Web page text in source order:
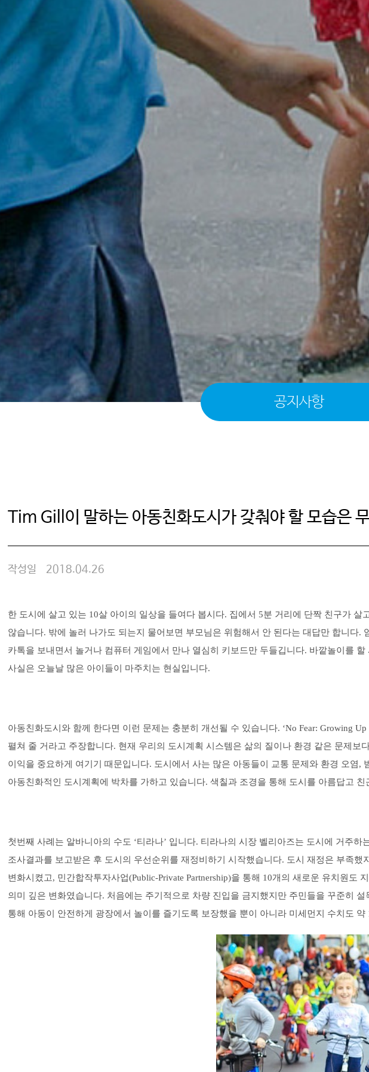
공지사항
Tim Gill이 말하는 아동친화도시가 갖춰야 할 모습은
작성일 2018.04.26
한 도시에 살고 있는 10살 아이의 일상을 들여다 봅시다. 집에서 5분 거리에 단짝 친구가
않습니다. 밖에 놀러 나가도 되는지 물어보면 부모님은 위험해서 안 된다는 대답만 합니다
카톡을 보내면서 놀거나 컴퓨터 게임에서 만나 열심히 키보드만 두들깁니다. 바깥놀이를
사실은 오늘날 많은 아이들이 마주치는 현실입니다.
아동친화도시와 함께 한다면 이런 문제는 충분히 개선될 수 있습니다. ‘No Fear: Growing
펼쳐 줄 거라고 주장합니다. 현재 우리의 도시계획 시스템은 삶의 질이나 환경 같은 문제
이익을 중요하게 여기기 때문입니다. 도시에서 사는 많은 아동들이 교통 문제와 환경 오염
아동친화적인 도시계획에 박차를 가하고 있습니다. 색칠과 조경을 통해 도시를 아름답고
첫번째 사례는 알바니아의 수도 ‘티라나’ 입니다. 티라나의 시장 벨리아즈는 도시에 거주
조사결과를 보고받은 후 도시의 우선순위를 재정비하기 시작했습니다. 도시 재정은 부족
변화시켰고, 민간합작투자사업(Public-Private Partnership)을 통해 10개의 새로운 유치원
의미 깊은 변화였습니다. 처음에는 주기적으로 차량 진입을 금지했지만 주민들을 꾸준히
통해 아동이 안전하게 광장에서 놀이를 즐기도록 보장했을 뿐이 아니라 미세먼지 수치도 약